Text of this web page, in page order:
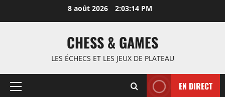
8 août 2026 2:03:15 PM
CHESS & GAMES
LES ÉCHECS ET LES JEUX DE PLATEAU
Menu
EN DIRECT